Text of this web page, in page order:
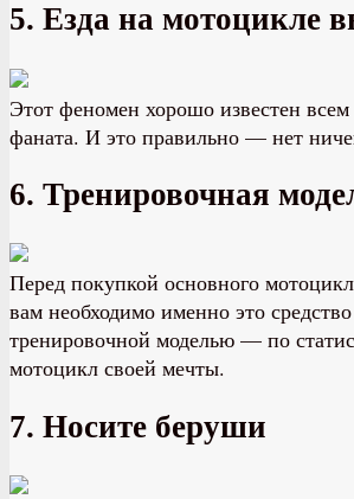
5. Езда на мотоцикле
Этот феномен хорошо известен
фаната. И это правильно — нет
6. Тренировочная
Перед покупкой основного
вам необходимо именно это
тренировочной моделью — по
мотоцикл своей мечты.
7. Носите беруши